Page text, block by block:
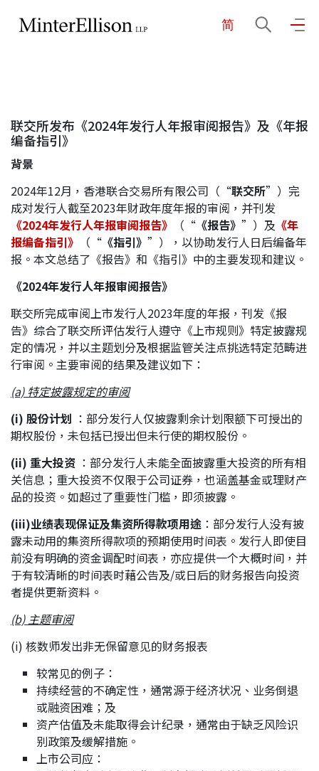
简
关于我们
我们的团队
社区投入
应届毕业生招聘
地点
联交所发布《2024年发行人年报审阅报告》及《年报
编备指引》
背景
2024年12月，香港联合交易所有限公司（“联交所”）完
成对发行人截至2023年财政年度年报的审阅，并刊发
《2024年发行人年报审阅报告》 （“ 《报告》 ”）及 《年
报编备指引》
（“ 《指引》 ”），以协助发行人日后编备年
报。本文总结了《报告》和《指引》中的主要发现和建议。
《2024年发行人年报审阅报告》
联交所完成审阅上市发行人2023年度的年报，刊发《报
告》综合了联交所评估发行人遵守《上市规则》特定披露规
定的情况，并以主题划分及根据监管关注点挑选特定范畴进
行审阅。主要审阅的结果及建议如下：
(a) 特定披露规定的审阅
(i) 股份计划 ：部分发行人仅披露剩余计划限额下可授出的
期权股份，未包括已授出但未行使的期权股份。
(ii) 重大投资 ：部分发行人未能全面披露重大投资的所有相
关信息；重大投资不仅限于公司证券，也涵盖基金或理财产
品的投资。如超过了重要性门槛，即须披露。
(iii)业绩表现保证及集资所得款项用途 ：部分发行人没有披
露未动用的集资所得款项的预期使用时间表。发行人即使目
前没有明确的资金调配时间表，亦应提供一个大概时间，并
于有较清晰的时间表时藉公告及/或日后的财务报告向投资
者提供更新资料。
(b) 主题审阅
(i) 核数师发出非无保留意见的财务报表
较常见的例子：
持续经营的不确定性，通常源于经济状况、业务倒退
或融资困难；及
资产估值及未能取得会计纪录，通常由于缺乏风险识
别政策及缓解措施。
上市公司应：